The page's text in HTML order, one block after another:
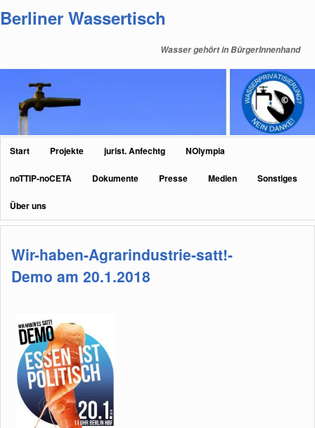
primären
sekundären
Berliner Wassertisch
Wasser gehört in BürgerInnenhand
Hauptmenü
Start Projekte jurist. Anfechtg NOlympia
noTTIP-noCETA Dokumente Presse Medien Sonstiges
Über uns
Wir-haben-Agrarindustrie-satt!-
Demo am 20.1.2018